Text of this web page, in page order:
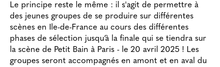
Le principe reste le même : il s'agit de permettre à
des jeunes groupes de se produire sur différentes
scènes en Ile-de-France au cours des différentes
phases de sélection jusqu’à la finale qui se tiendra sur
la scène de Petit Bain à Paris - le 20 avril 2025 ! Les
groupes seront accompagnés en amont et en aval du